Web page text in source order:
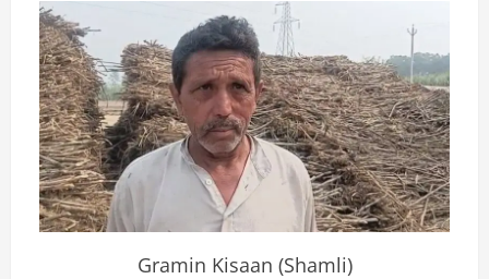
Gramin Kisaan (Shamli)